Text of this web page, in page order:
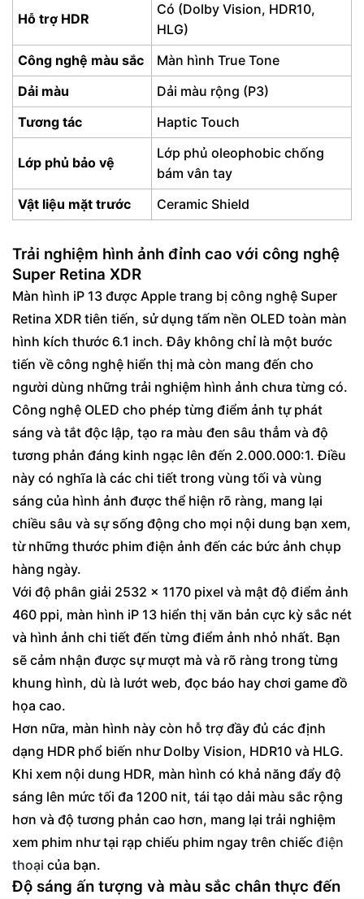
Hỗ trợ HDR
Có (Dolby Vision, HDR10,
HLG)
Công nghệ màu sắc
Màn hình True Tone
Dải màu
Dải màu rộng (P3)
Tương tác
Haptic Touch
Lớp phủ bảo vệ
Lớp phủ oleophobic chống
bám vân tay
Vật liệu mặt trước
Ceramic Shield
Trải nghiệm hình ảnh đỉnh cao với công nghệ
Super Retina XDR
Màn hình iP 13 được Apple trang bị công nghệ Super
Retina XDR tiên tiến, sử dụng tấm nền OLED toàn màn
hình kích thước 6.1 inch. Đây không chỉ là một bước
tiến về công nghệ hiển thị mà còn mang đến cho
người dùng những trải nghiệm hình ảnh chưa từng có.
Công nghệ OLED cho phép từng điểm ảnh tự phát
sáng và tắt độc lập, tạo ra màu đen sâu thẳm và độ
tương phản đáng kinh ngạc lên đến 2.000.000:1. Điều
này có nghĩa là các chi tiết trong vùng tối và vùng
sáng của hình ảnh được thể hiện rõ ràng, mang lại
chiều sâu và sự sống động cho mọi nội dung bạn xem,
từ những thước phim điện ảnh đến các bức ảnh chụp
hàng ngày.
Với độ phân giải 2532 x 1170 pixel và mật độ điểm ảnh
460 ppi, màn hình iP 13 hiển thị văn bản cực kỳ sắc nét
và hình ảnh chi tiết đến từng điểm ảnh nhỏ nhất. Bạn
sẽ cảm nhận được sự mượt mà và rõ ràng trong từng
khung hình, dù là lướt web, đọc báo hay chơi game đồ
họa cao.
Hơn nữa, màn hình này còn hỗ trợ đầy đủ các định
dạng HDR phổ biến như Dolby Vision, HDR10 và HLG.
Khi xem nội dung HDR, màn hình có khả năng đẩy độ
sáng lên mức tối đa 1200 nit, tái tạo dải màu sắc rộng
hơn và độ tương phản cao hơn, mang lại trải nghiệm
xem phim như tại rạp chiếu phim ngay trên chiếc điện
thoại của bạn.
Độ sáng ấn tượng và màu sắc chân thực đến